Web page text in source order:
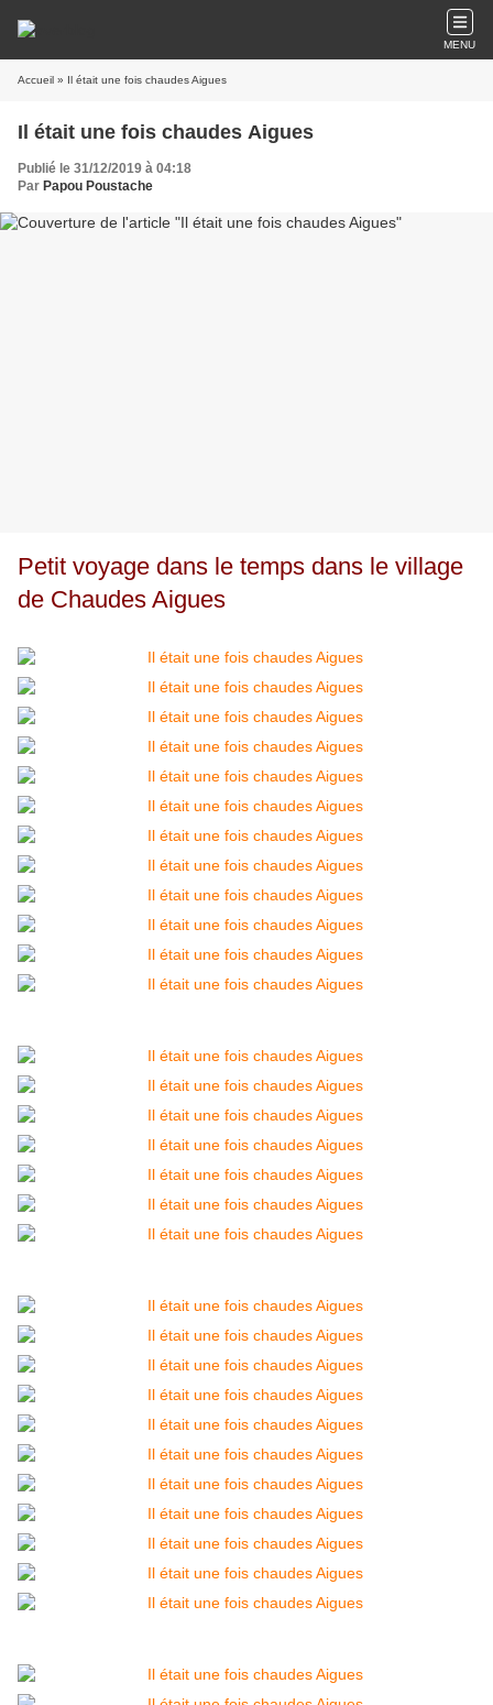
MENU
Accueil » Il était une fois chaudes Aigues
Il était une fois chaudes Aigues
Publié le 31/12/2019 à 04:18
Par Papou Poustache
Petit voyage dans le temps dans le village
de Chaudes Aigues